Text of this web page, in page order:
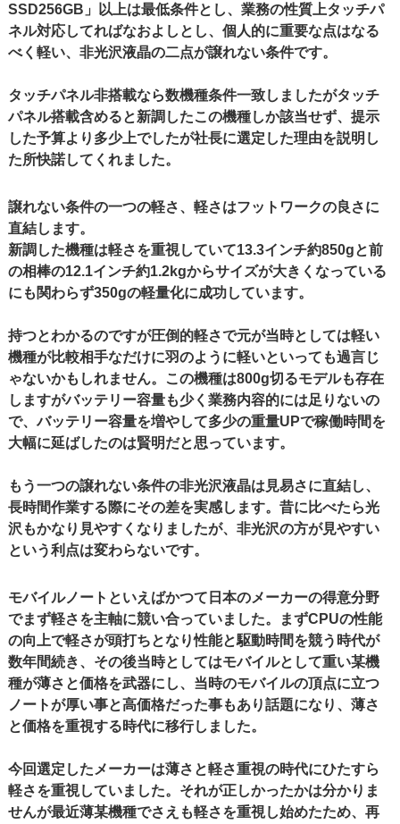
SSD256GB」以上は最低条件とし、業務の性質上タッチパ
ネル対応してればなおよしとし、個人的に重要な点はなる
べく軽い、非光沢液晶の二点が譲れない条件です。
タッチパネル非搭載なら数機種条件一致しましたがタッチ
パネル搭載含めると新調したこの機種しか該当せず、提示
した予算より多少上でしたが社長に選定した理由を説明し
た所快諾してくれました。
譲れない条件の一つの軽さ、軽さはフットワークの良さに
直結します。
新調した機種は軽さを重視していて13.3インチ約850gと前
の相棒の12.1インチ約1.2kgからサイズが大きくなっている
にも関わらず350gの軽量化に成功しています。
持つとわかるのですが圧倒的軽さで元が当時としては軽い
機種が比較相手なだけに羽のように軽いといっても過言じ
ゃないかもしれません。この機種は800g切るモデルも存在
しますがバッテリー容量も少く業務内容的には足りないの
で、バッテリー容量を増やして多少の重量UPで稼働時間を
大幅に延ばしたのは賢明だと思っています。
もう一つの譲れない条件の非光沢液晶は見易さに直結し、
長時間作業する際にその差を実感します。昔に比べたら光
沢もかなり見やすくなりましたが、非光沢の方が見やすい
という利点は変わらないです。
モバイルノートといえばかつて日本のメーカーの得意分野
でまず軽さを主軸に競い合っていました。まずCPUの性能
の向上で軽さが頭打ちとなり性能と駆動時間を競う時代が
数年間続き、その後当時としてはモバイルとして重い某機
種が薄さと価格を武器にし、当時のモバイルの頂点に立つ
ノートが厚い事と高価格だった事もあり話題になり、薄さ
と価格を重視する時代に移行しました。
今回選定したメーカーは薄さと軽さ重視の時代にひたすら
軽さを重視していました。それが正しかったかは分かりま
せんが最近薄某機種でさえも軽さを重視し始めたため、再